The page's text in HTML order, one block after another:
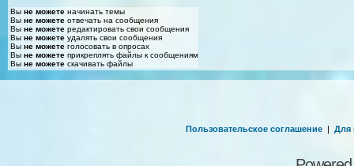
Вы не можете начинать темы
Вы не можете отвечать на сообщения
Вы не можете редактировать свои сообщения
Вы не можете удалять свои сообщения
Вы не можете голосовать в опросах
Вы не можете прикреплять файлы к сообщениям
Вы не можете скачивать файлы
Пользовательское соглашение | Для